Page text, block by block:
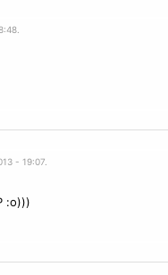
- 19:07.
:o)))